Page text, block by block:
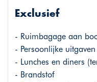
Exclusief
- Ruimbagage aan
- Persoonlijke
- Lunches en diners
- Brandstof